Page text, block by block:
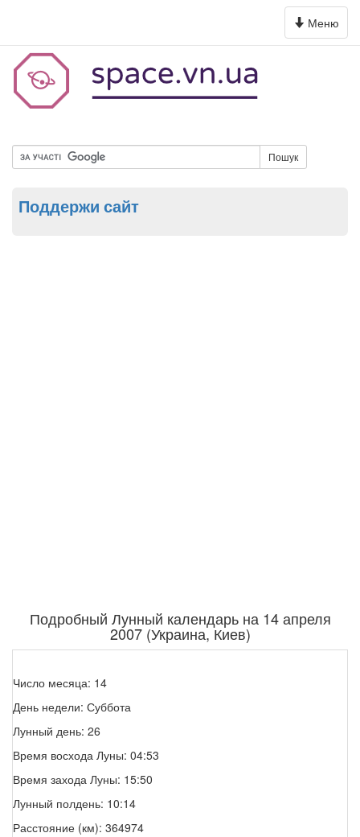
Toggle
navigation
Меню
Пошук
Поддержи сайт
Подробный Лунный календарь на 14 апреля
2007 (Украина, Киев)
Число месяца: 14
День недели: Суббота
Лунный день: 26
Время восхода Луны: 04:53
Время захода Луны: 15:50
Лунный полдень: 10:14
Расстояние (км): 364974